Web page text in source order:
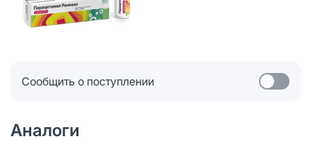
Сообщить о поступлении
Аналоги